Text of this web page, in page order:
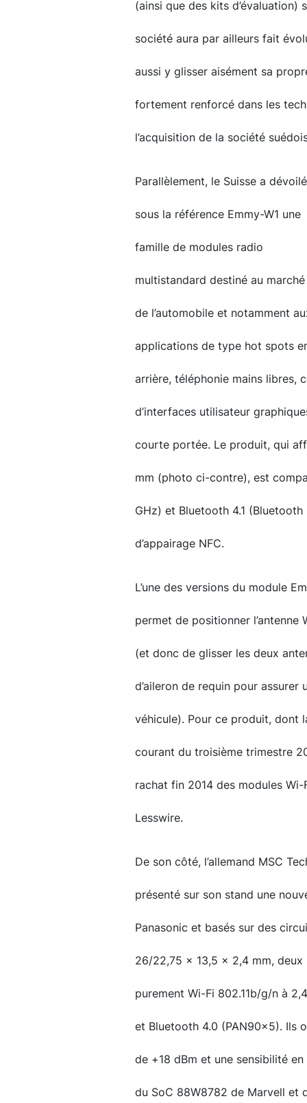
(ainsi que des kits d’évaluation)
société aura par ailleurs fait
aussi y glisser aisément sa
fortement renforcé dans les
l’acquisition de la société
Parallèlement, le Suisse a dévoilé
sous la référence Emmy-W1 une
famille de modules radio
multistandard destiné au marché
de l’automobile et notamment
applications de type hot spots
arrière, téléphonie mains libres,
d’interfaces utilisateur
courte portée. Le produit, qui
mm (photo ci-contre), est
GHz) et Bluetooth 4.1
d’appairage NFC.
L’une des versions du module
permet de positionner l’antenne
(et donc de glisser les deux
d’aileron de requin pour assurer
véhicule). Pour ce produit, dont
courant du troisième trimestre
rachat fin 2014 des modules
Lesswire.
De son côté, l’allemand MSC
présenté sur son stand une
Panasonic et basés sur des
26/22,75 x 13,5 x 2,4 mm, deux
purement Wi-Fi 802.11b/g/n à
et Bluetooth 4.0 (PAN90x5). Ils
de +18 dBm et une sensibilité
du SoC 88W8782 de Marvell et